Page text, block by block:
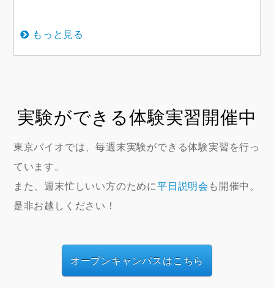
もっと見る
実験ができる体験実習開催中
東京バイオでは、毎週末実験ができる体験実習を行っ
ています。
また、週末忙しいい方のために平日説明会 も開催中。
是非お越しください！
オープンキャンパスはこちら